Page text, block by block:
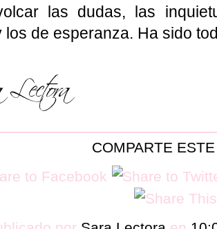
las dudas, las
los de esperanza. Ha sido
COMPARTE